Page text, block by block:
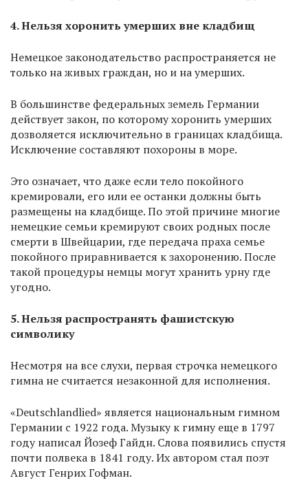
4. Нельзя хоронить умерших вне кладбищ
Немецкое законодательство распространяется не
только на живых граждан, но и на умерших.
В большинстве федеральных земель Германии
действует закон, по которому хоронить умерших
дозволяется исключительно в границах кладбища.
Исключение составляют похороны в море.
Это означает, что даже если тело покойного
кремировали, его или ее останки должны быть
размещены на кладбище. По этой причине многие
немецкие семьи кремируют своих родных после
смерти в Швейцарии, где передача праха семье
покойного приравнивается к захоронению. После
такой процедуры немцы могут хранить урну где
угодно.
5. Нельзя распространять фашистскую
символику
Несмотря на все слухи, первая строчка немецкого
гимна не считается незаконной для исполнения.
«Deutschlandlied» является национальным гимном
Германии с 1922 года. Музыку к гимну еще в 1797
году написал Йозеф Гайдн. Слова появились спустя
почти полвека в 1841 году. Их автором стал поэт
Август Генрих Гофман.